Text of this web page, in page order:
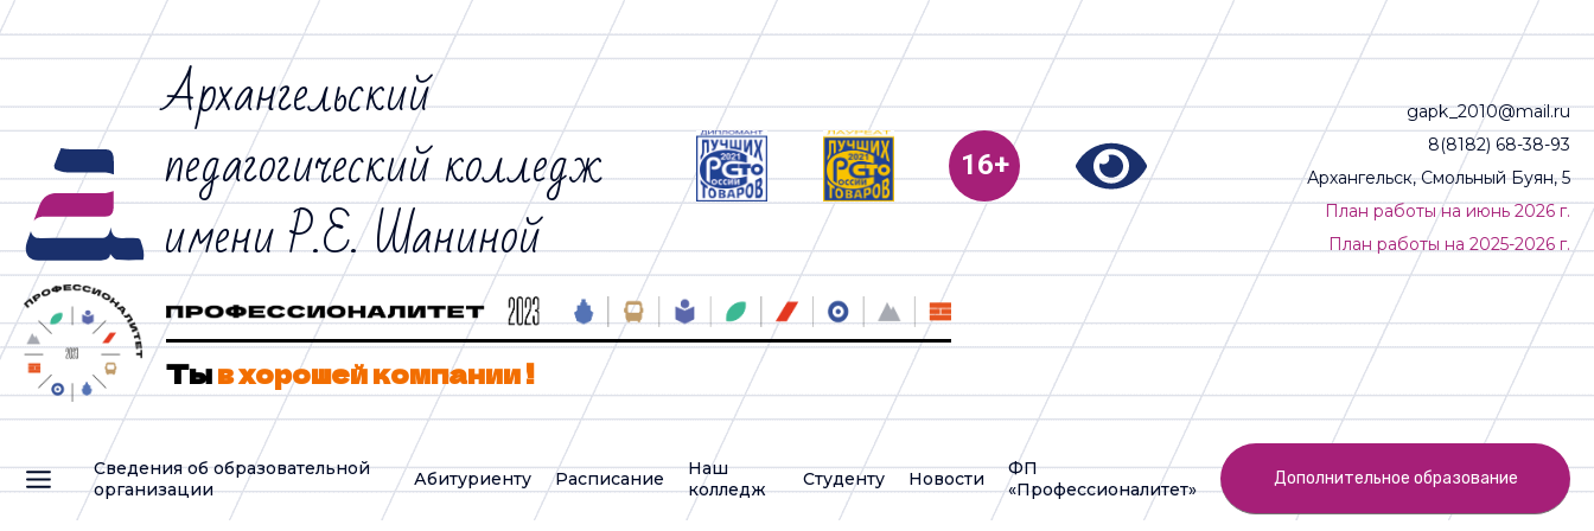
Архангельский
педагогический колледж
имени Р.Е. Шаниной
gapk_2010@mail.ru
8(8182) 68-38-93
Архангельск, Смольный Буян, 5
План работы на июнь 2026 г.
План работы на 2025-2026 г.
Тыв хорошей компании !
Сведения об образовательной
организации
Абитуриенту Расписание
Наш
колледж
Студенту Новости
ФП
«Профессионалитет»
Дополнительное образование